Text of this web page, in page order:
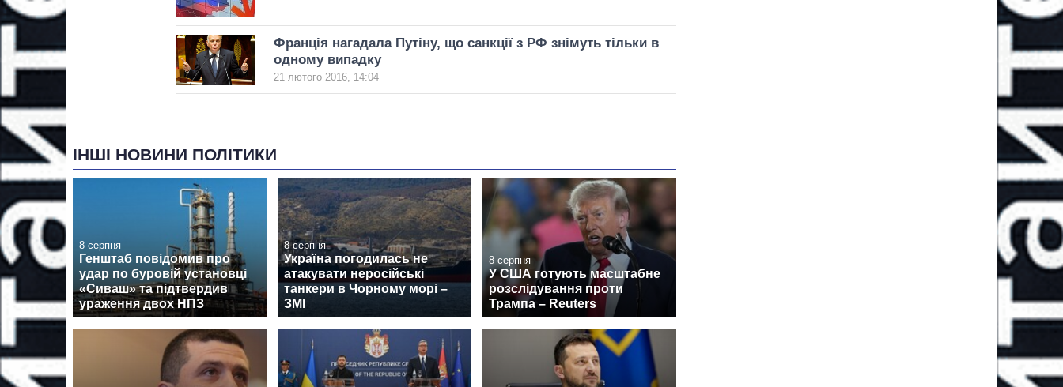
Франція нагадала Путіну, що санкції з РФ знімуть тільки в
одному випадку
21 лютого 2016, 14:04
ІНШІ НОВИНИ ПОЛІТИКИ
8 серпня
Генштаб повідомив про
удар по буровій установці
«Сиваш» та підтвердив
ураження двох НПЗ
8 серпня
Україна погодилась не
атакувати неросійські
танкери в Чорному морі –
ЗМІ
8 серпня
У США готують масштабне
розслідування проти
Трампа – Reuters